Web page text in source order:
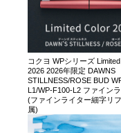
コクヨ WPシリーズ
2026 2026年限定 DAWNS
STILLNESS/ROSE BUD
L1/WP-F100-L2 ファイン
(ファインライター細字リ
属)